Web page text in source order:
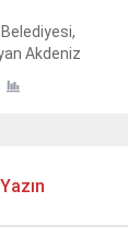
Akdeniz